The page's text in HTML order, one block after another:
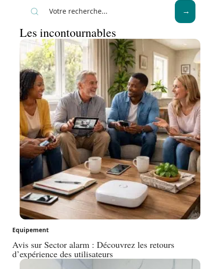
Les incontournables
Equipement
Avis sur Sector alarm : Découvrez les retours
d’expérience des utilisateurs